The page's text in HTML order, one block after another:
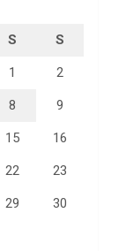
S S
1 2
8 9
15 16
22 23
29 30